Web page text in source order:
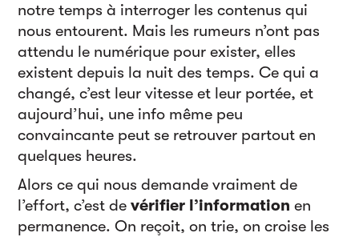
notre temps à interroger les contenus qui
nous entourent. Mais les rumeurs n’ont pas
attendu le numérique pour exister, elles
existent depuis la nuit des temps. Ce qui a
changé, c’est leur vitesse et leur portée, et
aujourd’hui, une info même peu
convaincante peut se retrouver partout en
quelques heures.
Alors ce qui nous demande vraiment de
l’effort, c’est de vérifier l’informationen
permanence. On reçoit, on trie, on croise les